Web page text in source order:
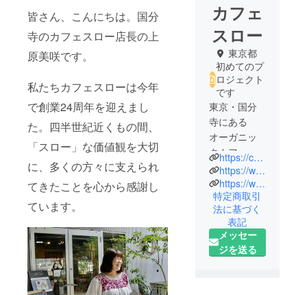
皆さん、こんにちは。国分
寺のカフェスロー店長の上
原美咲です。
私たちカフェスローは今年
で創業24周年を迎えまし
た。四半世紀近くもの間、
「スロー」な価値観を大切
に、多くの方々に支えられ
てきたことを心から感謝し
ています。
カフェ
スロー
東京都
初めてのプ
ロジェクト
です
東京・国分
寺にある
オーガニッ
クカフェで
す。藁と土
でできた暖
かみある自
然素材の内
装。赤ちゃ
んからお年
寄りまで、
https://cafeslow.com
https://www.instagram.com/cafeslow_9?igsh=aXVrdHhnZ2lkdGxt
https://www.facebook.com/share/15nXwX45Ja/?mibextid=wwXIfr
特定商取引
法に基づく
表記
メッセー
ジを送る